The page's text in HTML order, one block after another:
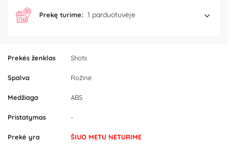
Prekės ženklas Shots
Spalva Rožinė
Medžiaga ABS
Pristatymas -
Prekė yra ŠIUO METU NETURIME
Prekę turime: 1 parduotuvėje